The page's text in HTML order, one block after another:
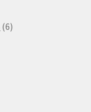
66